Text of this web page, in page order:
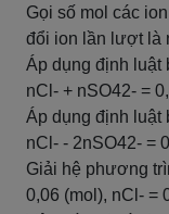
Gọi số mol các
đổi ion lần lượt là
Áp dụng định luật
nCl- + nSO42- =
Áp dụng định luật
nCl- - 2nSO42- =
Giải hệ phương
0,06 (mol), nCl- =